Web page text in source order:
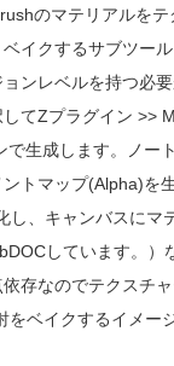
のマテリアルを
イクするサブツー
ンレベルを持つ必
てZプラグイン >>
で生成します。ノー
トマップ(Alpha)を
し、キャンバスにマ
しています。）
存なのでテクスチ
をベイクするイメー